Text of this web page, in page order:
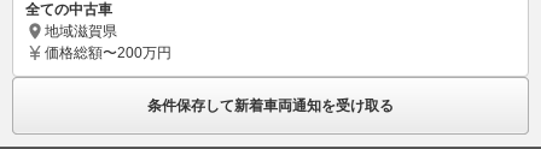
全ての中古車
地域滋賀県
価格総額〜200万円
条件保存して新着車両通知を受け取る